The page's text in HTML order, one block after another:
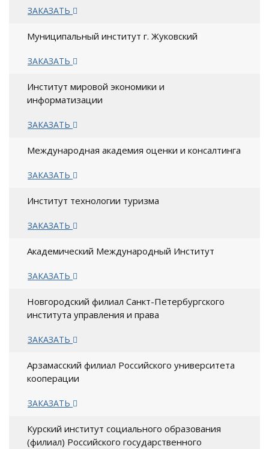
ЗАКАЗАТЬ
Муниципальный институт г. Жуковский
ЗАКАЗАТЬ
Институт мировой экономики и
информатизации
ЗАКАЗАТЬ
Международная академия оценки и консалтинга
ЗАКАЗАТЬ
Институт технологии туризма
ЗАКАЗАТЬ
Академический Международный Институт
ЗАКАЗАТЬ
Новгородский филиал Санкт-Петербургского
института управления и права
ЗАКАЗАТЬ
Арзамасский филиал Российского университета
кооперации
ЗАКАЗАТЬ
Курский институт социального образования
(филиал) Российского государственного